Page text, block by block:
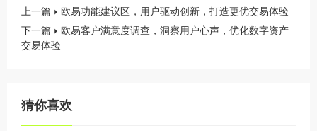
上一篇
欧易功能建议区，用户驱动创新，打造更优交易体验
下一篇
欧易客户满意度调查，洞察用户心声，优化数字资产
交易体验
猜你喜欢